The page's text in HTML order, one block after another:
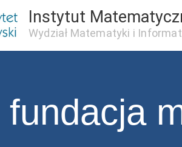
Instytut
Wydział Matematyki i
fundacja